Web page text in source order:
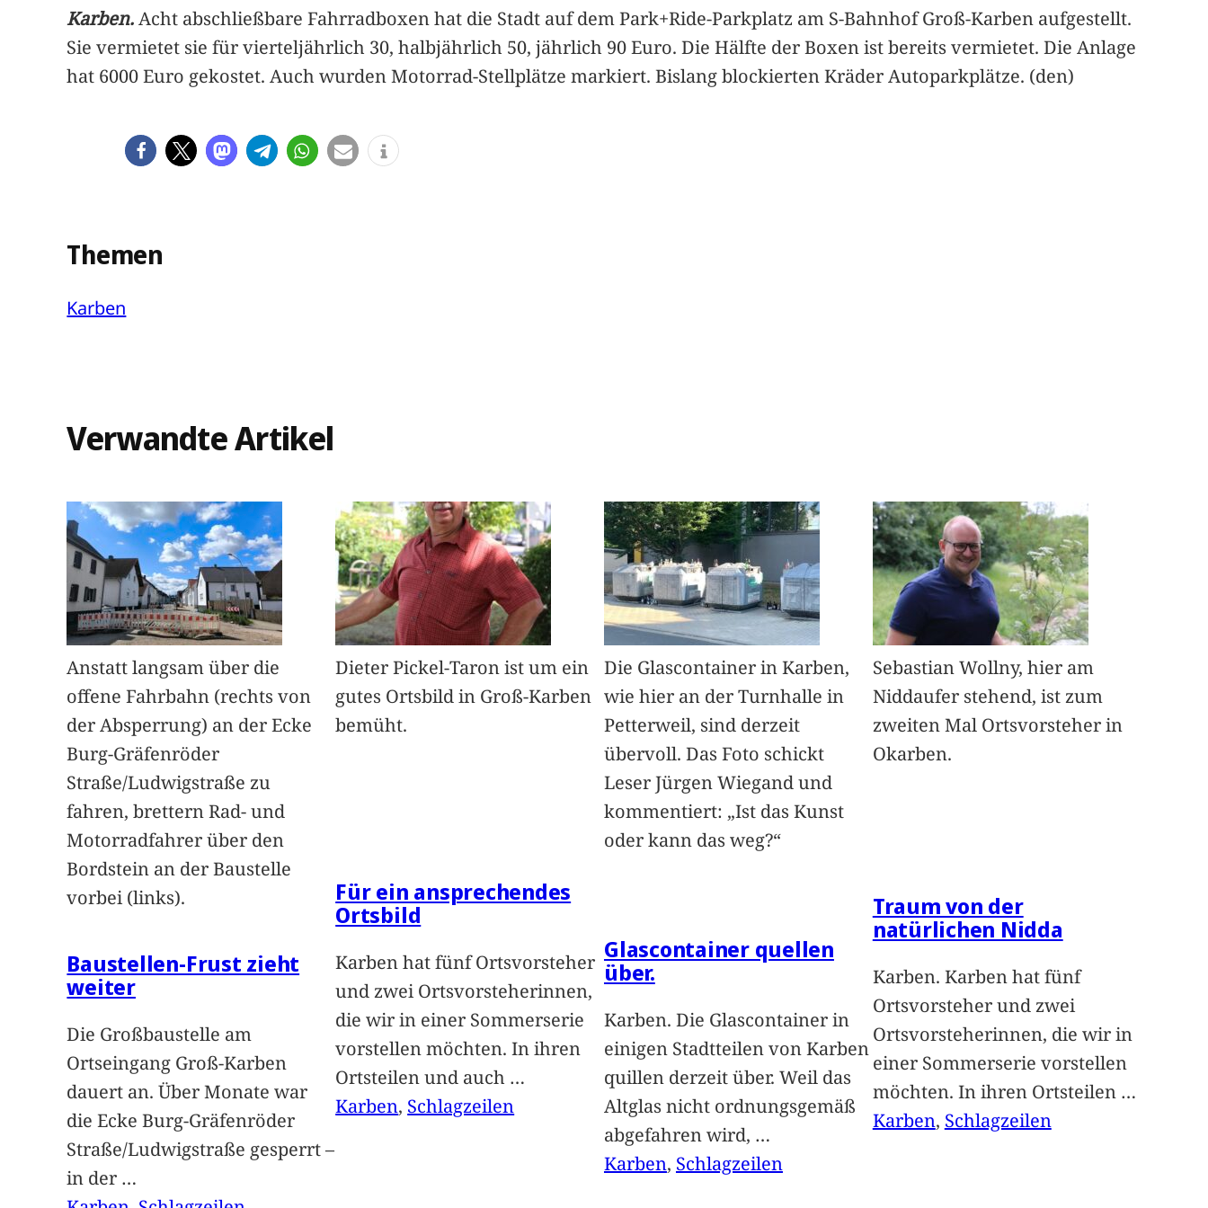
Karben.Acht abschließbare Fahrradboxen hat die Stadt auf dem Park+Ride-Parkplatz am S-Bahnhof Groß-Karben aufgestellt.
Sie vermietet sie für vierteljährlich 30, halbjährlich 50, jährlich 90 Euro. Die Hälfte der Boxen ist bereits vermietet. Die Anlage
hat 6000 Euro gekostet. Auch wurden Motorrad-Stellplätze markiert. Bislang blockierten Kräder Autoparkplätze. (den)
Themen
Karben
Verwandte Artikel
Anstatt langsam über die
offene Fahrbahn (rechts von
der Absperrung) an der Ecke
Burg-Gräfenröder
Straße/Ludwigstraße zu
fahren, brettern Rad- und
Motorradfahrer über den
Bordstein an der Baustelle
vorbei (links).
Baustellen-Frust zieht
weiter
Die Großbaustelle am
Ortseingang Groß-Karben
dauert an. Über Monate war
die Ecke Burg-Gräfenröder
Straße/Ludwigstraße gesperrt –
in der …
Dieter Pickel-Taron ist um ein
gutes Ortsbild in Groß-Karben
bemüht.
Für ein ansprechendes
Ortsbild
Karben hat fünf Ortsvorsteher
und zwei Ortsvorsteherinnen,
die wir in einer Sommerserie
vorstellen möchten. In ihren
Ortsteilen und auch …
Karben, Schlagzeilen
Die Glascontainer in Karben,
wie hier an der Turnhalle in
Petterweil, sind derzeit
übervoll. Das Foto schickt
Leser Jürgen Wiegand und
kommentiert: „Ist das Kunst
oder kann das weg?“
Glascontainer quellen
über.
Karben. Die Glascontainer in
einigen Stadtteilen von Karben
quillen derzeit über. Weil das
Altglas nicht ordnungsgemäß
abgefahren wird, …
Karben, Schlagzeilen
Sebastian Wollny, hier am
Niddaufer stehend, ist zum
zweiten Mal Ortsvorsteher in
Okarben.
Traum von der
natürlichen Nidda
Karben. Karben hat fünf
Ortsvorsteher und zwei
Ortsvorsteherinnen, die wir in
einer Sommerserie vorstellen
möchten. In ihren Ortsteilen …
Karben, Schlagzeilen